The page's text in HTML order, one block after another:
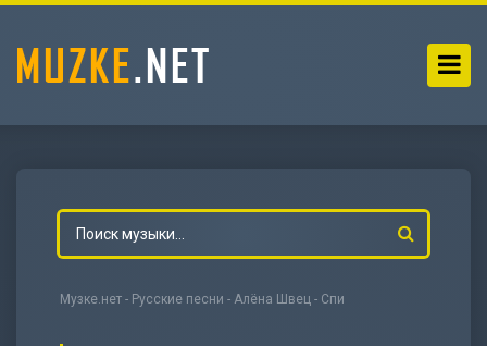
Музке.нет - Русские песни - Алёна Швец - Спи